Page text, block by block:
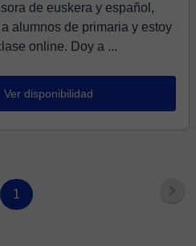
de euskera y español,
alumnos de primaria y estoy
online. Doy a ...
Ver disponibilidad
1